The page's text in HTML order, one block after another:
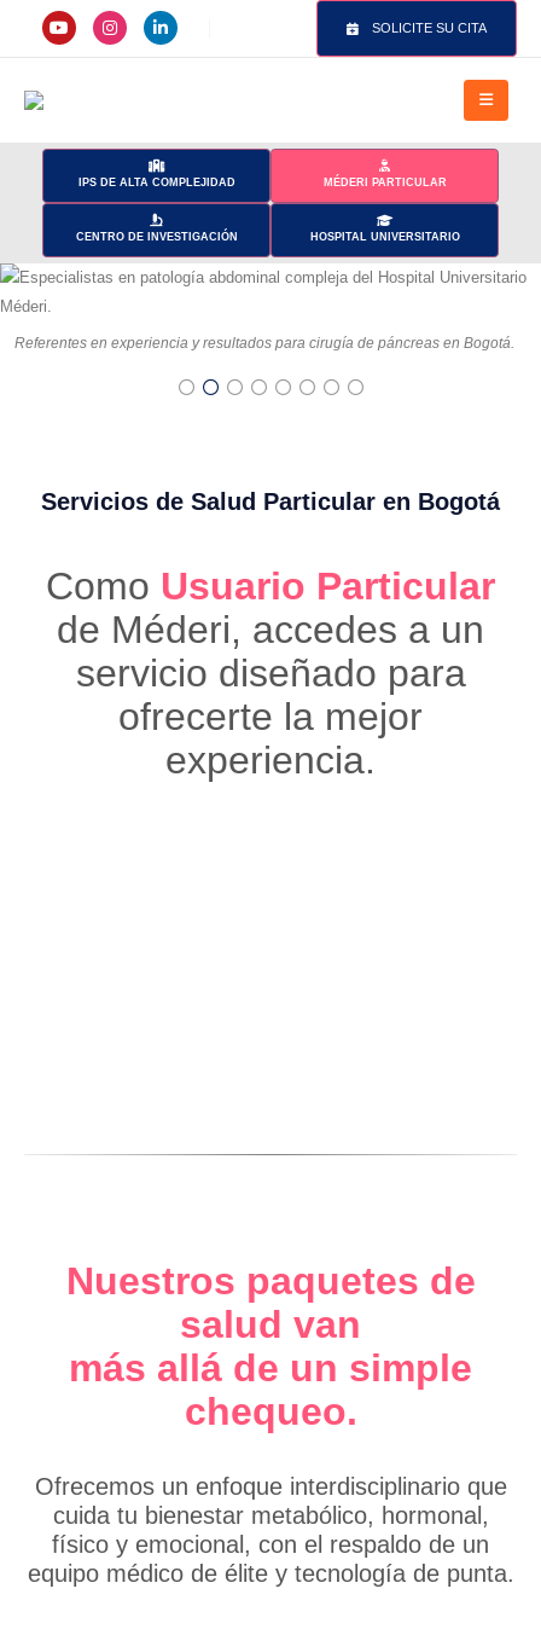
SOLICITE SU CITA
IPS DE ALTA COMPLEJIDAD MÉDERI PARTICULAR
CENTRO DE INVESTIGACIÓN HOSPITAL UNIVERSITARIO
Referentes en experiencia y resultados para cirugía de páncreas en Bogotá.
Servicios de Salud Particular en Bogotá
Como Usuario Particular
de Méderi, accedes a un
servicio diseñado para
ofrecerte la mejor
experiencia.
Nuestros paquetes de
salud van
más allá de un simple
chequeo.
Ofrecemos un enfoque interdisciplinario que
cuida tu bienestar metabólico, hormonal,
físico y emocional, con el respaldo de un
equipo médico de élite y tecnología de punta.